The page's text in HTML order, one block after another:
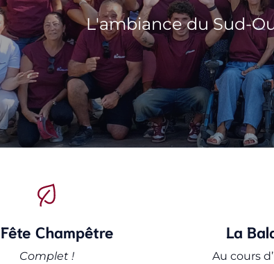
L'ambiance du Sud-
Fête Champêtre
Complet !
La
Au cours